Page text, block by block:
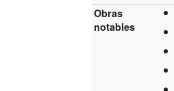
Obras
notables